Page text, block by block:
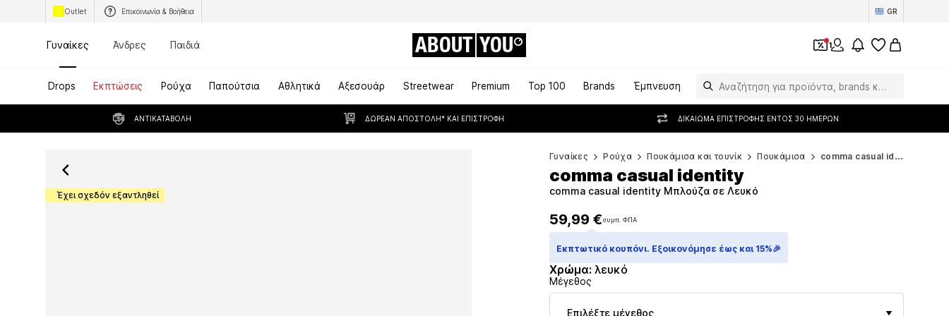
Outlet Επικοινωνία & Βοήθεια GR
Γυναίκες Άνδρες Παιδιά ABOUT YOU 1
Drops Εκπτώσεις Ρούχα Παπούτσια Αθλητικά Αξεσουάρ Streetwear Premium Top 100 Brands Έμπνευση
ΑΝΤΙΚΑΤΑΒΟΛΉ ΔΩΡΕΆΝ ΑΠΟΣΤΟΛΉ* ΚΑΙ ΕΠΙΣΤΡΟΦΉ ΔΙΚΑΊΩΜΑ ΕΠΙΣΤΡΟΦΉΣ ΕΝΤΌΣ 30 ΗΜΕΡΏΝ
Έχει σχεδόν εξαντληθεί
Γυναίκες Ρούχα Πουκάμισα και τουνίκ Πουκάμισα comma casual identity Πουκάμισα
59,99 €συμπ. ΦΠΑ
59,99 €συμπ. ΦΠΑ
comma casual identity Μπλούζα σε Λευκό
comma casual identity
Εκπτωτικό κουπόνι. Εξοικονόμησε έως και 15%🎉
Χρώμα: λευκό
Μέγεθος
Επιλέξτε μέγεθος